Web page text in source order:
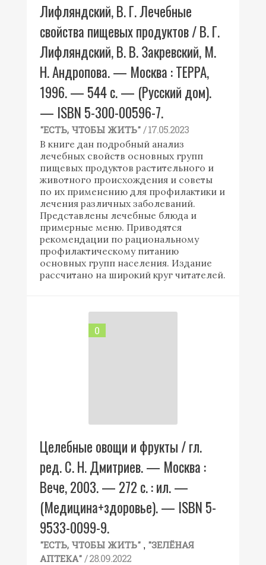
Лифляндский, В. Г. Лечебные
свойства пищевых продуктов / В. Г.
Лифляндский, В. В. Закревский, М.
Н. Андропова. — Москва : ТЕРРА,
1996. — 544 с. — (Русский дом).
— ISBN 5-300-00596-7.
"ЕСТЬ, ЧТОБЫ ЖИТЬ" / 17.05.2023
В книге дан подробный анализ
лечебных свойств основных групп
пищевых продуктов растительного и
животного происхождения и советы
по их применению для профилактики и
лечения различных заболеваний.
Представлены лечебные блюда и
примерные меню. Приводятся
рекомендации по рациональному
профилактическому питанию
основных групп населения. Издание
рассчитано на широкий круг читателей.
0
Целебные овощи и фрукты / гл.
ред. С. Н. Дмитриев. — Москва :
Вече, 2003. — 272 с. : ил. —
(Медицина+здоровье). — ISBN 5-
9533-0099-9.
"ЕСТЬ, ЧТОБЫ ЖИТЬ" , "ЗЕЛЁНАЯ
АПТЕКА" / 28.09.2022